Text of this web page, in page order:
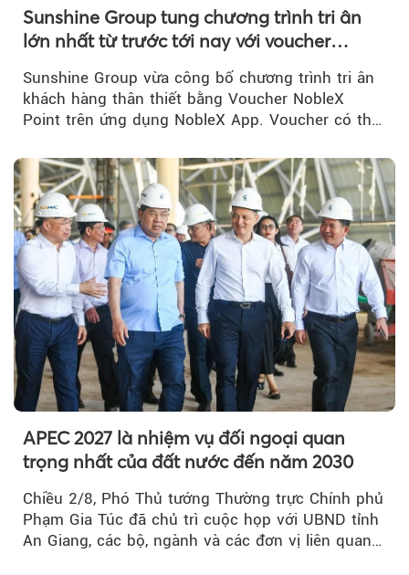
Sunshine Group tung chương trình tri ân
lớn nhất từ trước tới nay với voucher
Sunshine Group vừa công bố chương trình tri ân
khách hàng thân thiết bằng Voucher NobleX
Point trên ứng dụng NobleX App. Voucher có thể
APEC 2027 là nhiệm vụ đối ngoại quan
trọng nhất của đất nước đến năm 2030
Chiều 2/8, Phó Thủ tướng Thường trực Chính phủ
Phạm Gia Túc đã chủ trì cuộc họp với UBND tỉnh
An Giang, các bộ, ngành và các đơn vị liên quan